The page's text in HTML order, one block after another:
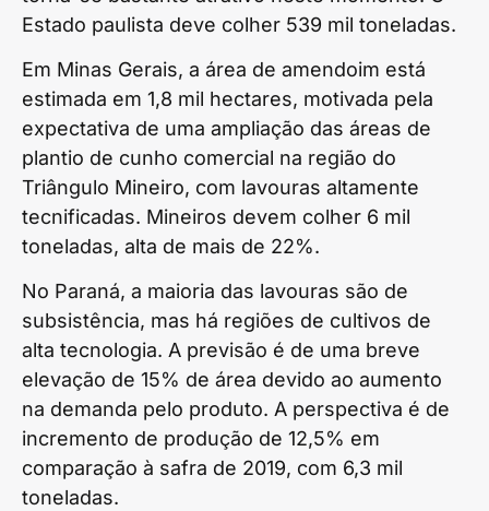
Estado paulista deve colher 539 mil toneladas.
Em Minas Gerais, a área de amendoim está
estimada em 1,8 mil hectares, motivada pela
expectativa de uma ampliação das áreas de
plantio de cunho comercial na região do
Triângulo Mineiro, com lavouras altamente
tecnificadas. Mineiros devem colher 6 mil
toneladas, alta de mais de 22%.
No Paraná, a maioria das lavouras são de
subsistência, mas há regiões de cultivos de
alta tecnologia. A previsão é de uma breve
elevação de 15% de área devido ao aumento
na demanda pelo produto. A perspectiva é de
incremento de produção de 12,5% em
comparação à safra de 2019, com 6,3 mil
toneladas.